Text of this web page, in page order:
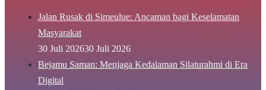
Jalan Rusak di Simeulue: Ancaman bagi Keselamatan
Masyarakat
30 Juli 202630 Juli 2026
Bejamu Saman: Menjaga Kedalaman Silaturahmi di Era
Digital